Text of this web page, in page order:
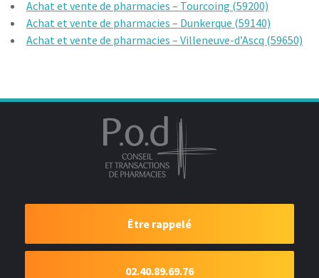
Achat et vente de pharmacies – Tourcoing (59200)
Achat et vente de pharmacies – Dunkerque (59140)
Achat et vente de pharmacies – Villeneuve-d’Ascq (59650)
Être rappelé
02.40.89.69.76